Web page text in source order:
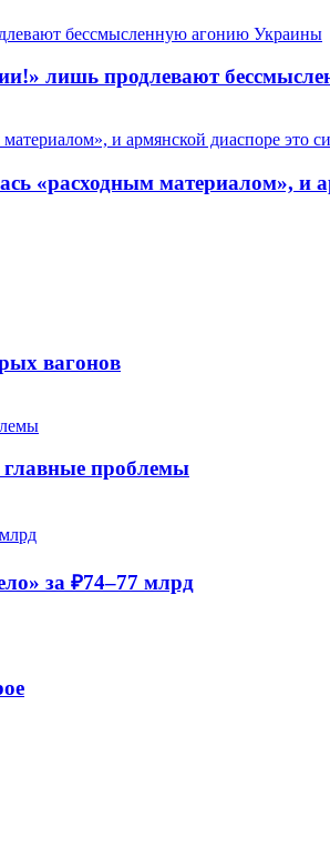
лишь продлевают
«расходным материалом», и
вагонов
главные проблемы
за ₽74–77 млрд